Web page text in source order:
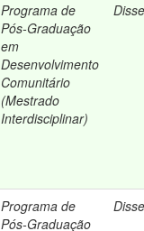
Programa de
Pós-Graduação
em
Desenvolvimento
Comunitário
(Mestrado
Interdisciplinar)
Programa de
Pós-Graduação